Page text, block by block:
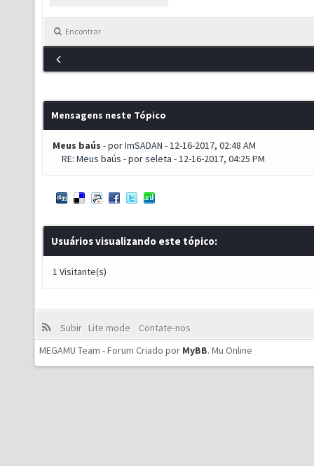
Encontrar
Mensagens neste Tópico
Meus baús - porImSADAN - 12-16-2017, 02:48 AM
RE: Meus baús - porseleta - 12-16-2017, 04:25 PM
Usuários visualizando este tópico:
1 Visitante(s)
Subir Lite mode
Contate-nos
MEGAMU Team - Forum Criado por MyBB. Mu Online